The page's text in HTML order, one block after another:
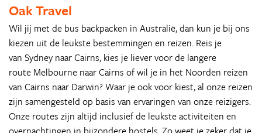
Oak Travel
Wil jij met de bus backpacken in Australië, dan kun je bij ons
kiezen uit de leukste bestemmingen en reizen. Reis je
van Sydney naar Cairns, kies je liever voor de langere
route Melbourne naar Cairns of wil je in het Noorden reizen
van Cairns naar Darwin? Waar je ook voor kiest, al onze reizen
zijn samengesteld op basis van ervaringen van onze reizigers.
Onze routes zijn altijd inclusief de leukste activiteiten en